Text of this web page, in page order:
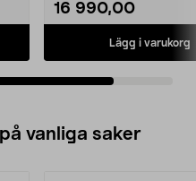
16 990,00
Lägg i varukorg
vanliga saker